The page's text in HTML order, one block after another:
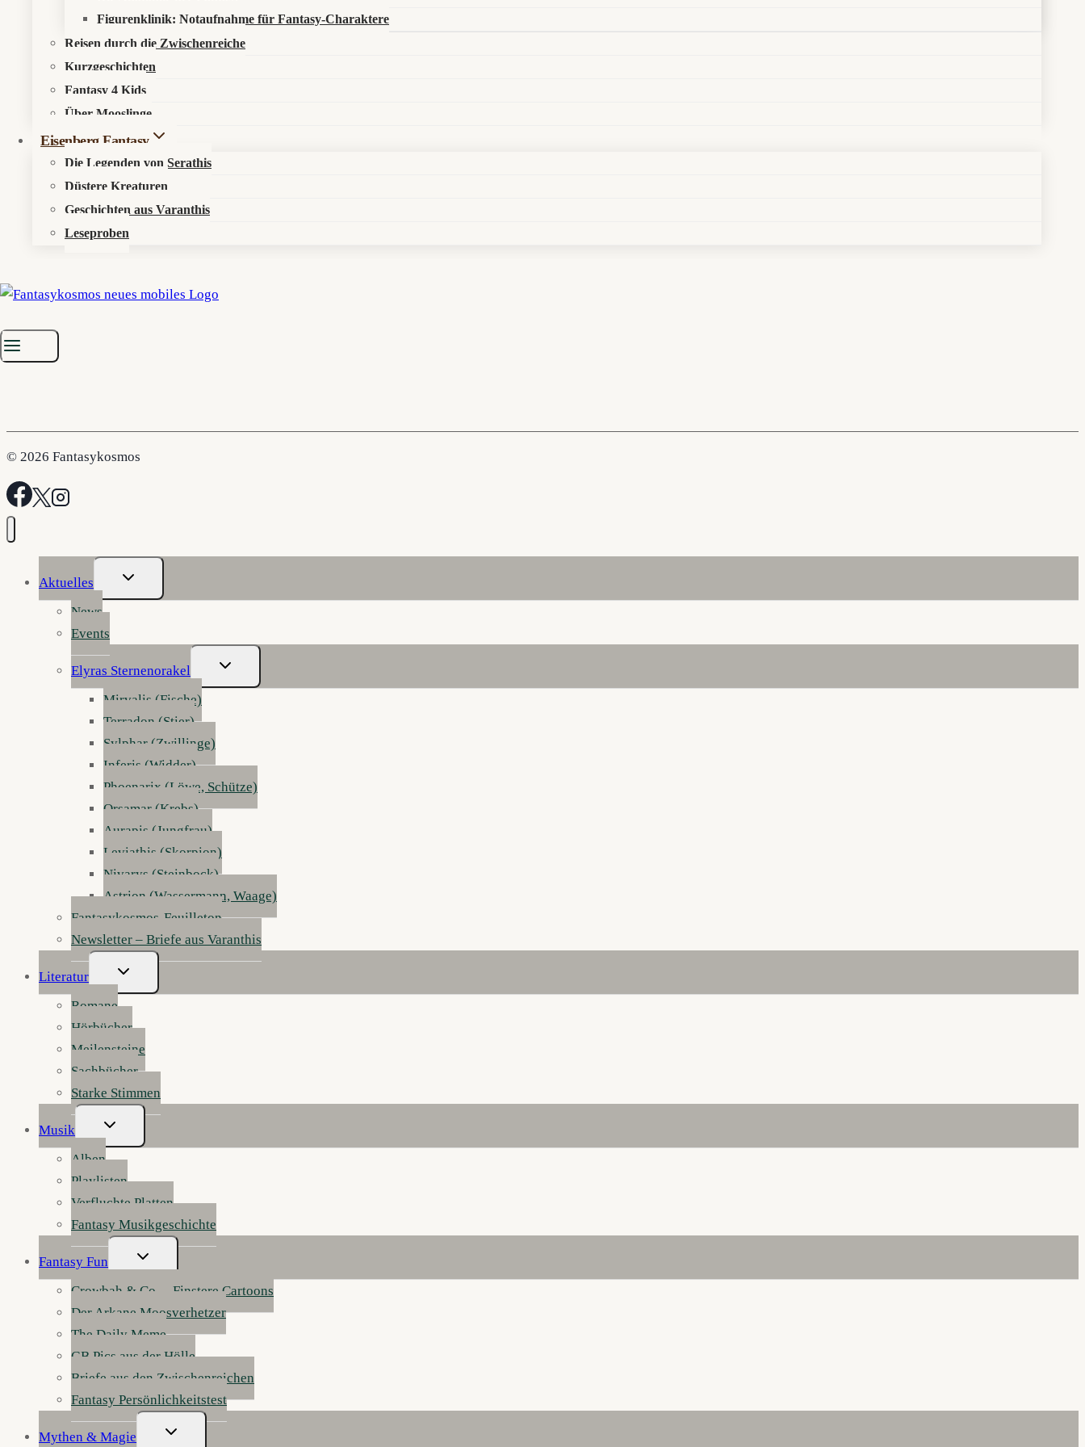
Figurenklinik: Notaufnahme für Fantasy-Charaktere
Reisen durch die Zwischenreiche
Kurzgeschichten
Fantasy 4 Kids
Über Mooslinge
Eisenberg Fantasy
Die Legenden von Serathis
Düstere Kreaturen
Geschichten aus Varanthis
Leseproben
Kosmos entdecken
Über den Fantasykosmos
Unsere fantastischen Autoren
Recht & Ordnung
Fantastisch werben
© 2026 Fantasykosmos
Aktuelles
Untermenü
Umschalten
News
Events
Elyras Sternenorakel
Untermenü
Umschalten
Mirvalis (Fische)
Terradon (Stier)
Sylphar (Zwillinge)
Inferis (Widder)
Phoenarix (Löwe, Schütze)
Orsamar (Krebs)
Aurapis (Jungfrau)
Leviathis (Skorpion)
Nivarys (Steinbock)
Astrion (Wassermann, Waage)
Fantasykosmos-Feuilleton
Newsletter – Briefe aus Varanthis
Literatur
Untermenü
Umschalten
Romane
Hörbücher
Meilensteine
Sachbücher
Starke Stimmen
Musik
Untermenü
Umschalten
Alben
Playlisten
Verfluchte Platten
Fantasy Musikgeschichte
Fantasy Fun
Untermenü
Umschalten
Crowbah & Co. – Finstere Cartoons
Der Arkane Moosverhetzer
The Daily Meme
GB Pics aus der Hölle
Briefe aus den Zwischenreichen
Fantasy Persönlichkeitstest
Mythen & Magie
Untermenü